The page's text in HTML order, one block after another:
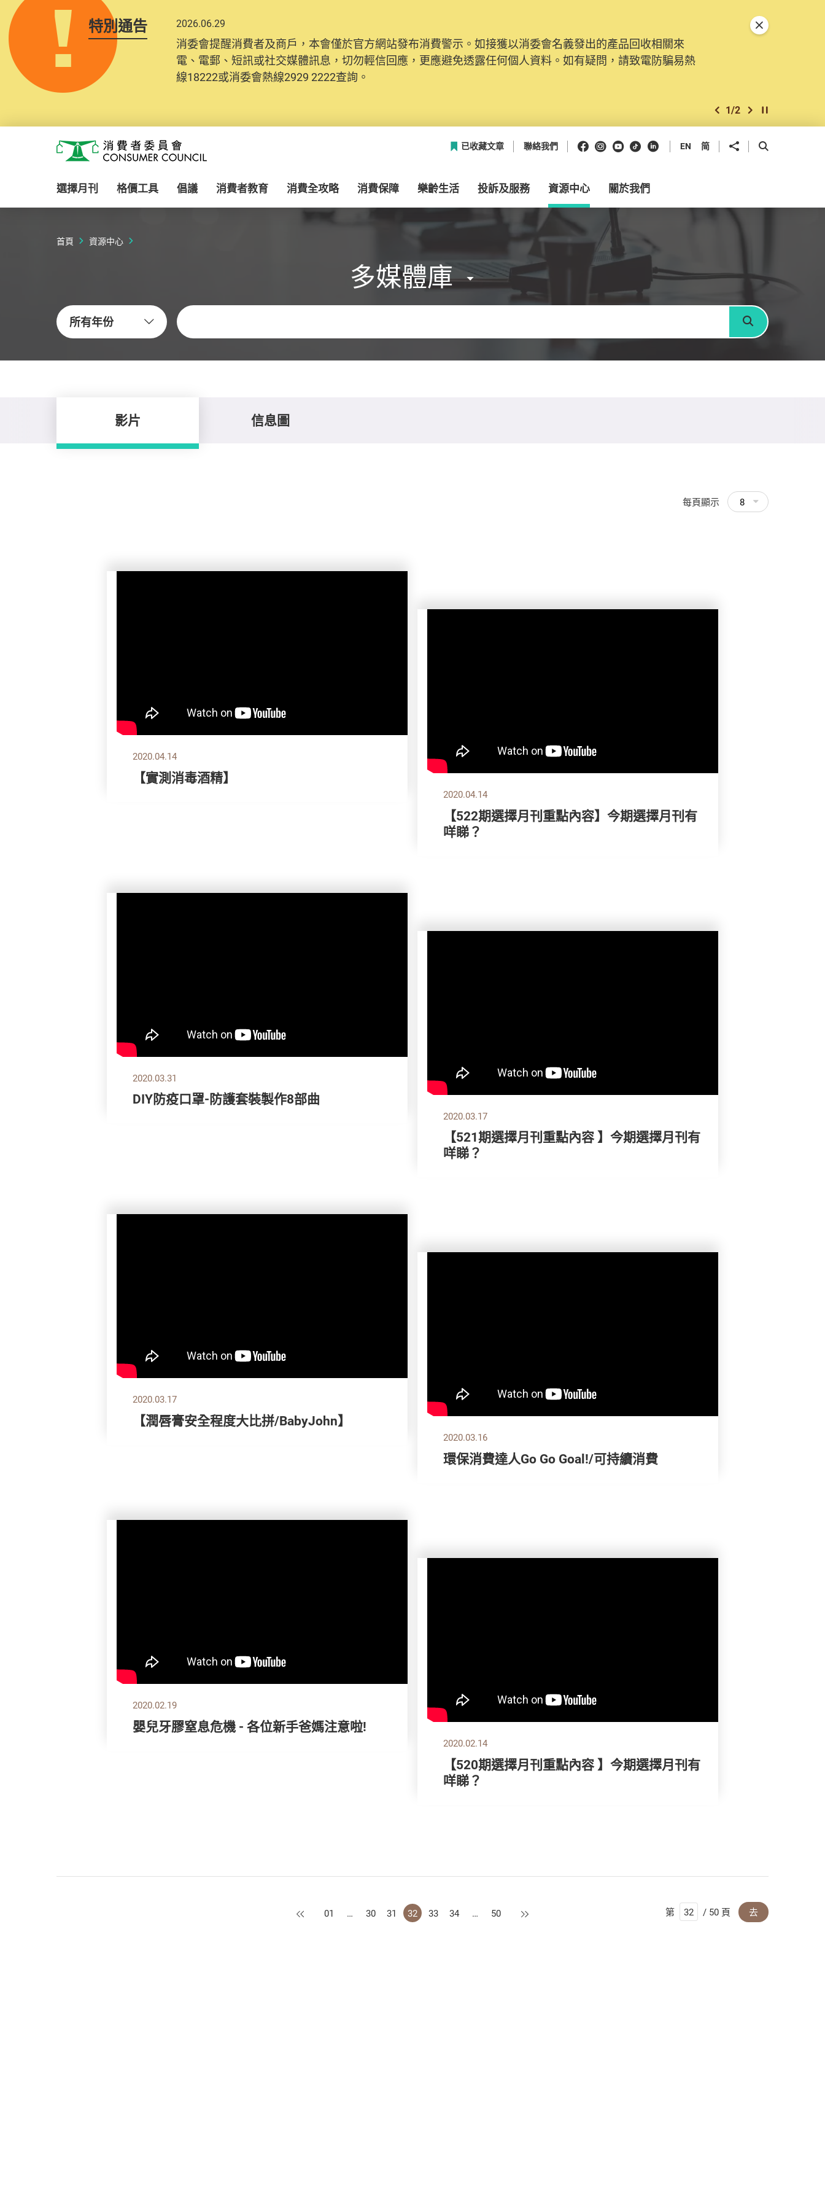
特別通告 2026.06.29
消委會提醒消費者及商戶，本會僅於官方網站發布消費警示。如接獲以消委會名義發出的產品回收相關來
電、電郵、短訊或社交媒體訊息，切勿輕信回應，更應避免透露任何個人資料。如有疑問，請致電防騙易熱
線18222或消委會熱線2929 2222查詢。
2025.10.31
為提升使用者體驗及網絡安全，本會的投訴處理系統已經進行升級及推出新功能。由2025年11月10日起，
消費者需要提供基本聯絡資料（包括姓名、電郵及電話）註冊帳戶，才可提交投訴、查詢及建議。所有提交
紀錄將清晰整合於帳戶中，方便日後作出跟進。
上一個
2/2 下一個開始/暫停幻燈
關閉特別通告
消費者委員會
已收藏文章 聯絡我們 Facebook
Instagram
Youtube
抖音領英 EN 简 分享到 開啟搜尋框
選擇月刊 格價工具 倡議 消費者教育 消費全攻略 消費保障 樂齡生活 投訴及服務 資源中心 關於我們
首頁 資源中心
多媒體庫
所有年份
關鍵字
搜尋
影片 信息圖
每頁顯示 8
2020.04.14
【實測消毒酒精】
2020.04.14
【522期選擇月刊重點內容】今期選擇月刊有
咩睇？
2020.03.31
DIY防疫口罩-防護套裝製作8部曲
2020.03.17
【521期選擇月刊重點內容 】今期選擇月刊有
咩睇？
2020.03.17
【潤唇膏安全程度大比拼/BabyJohn】
2020.03.16
環保消費達人Go Go Goal!/可持續消費
2020.02.19
嬰兒牙膠窒息危機 - 各位新手爸媽注意啦!
2020.02.14
【520期選擇月刊重點內容 】今期選擇月刊有
咩睇？
上一頁
01 … 30 31 32 33 34 … 50 下一頁 第 / 50 頁 去